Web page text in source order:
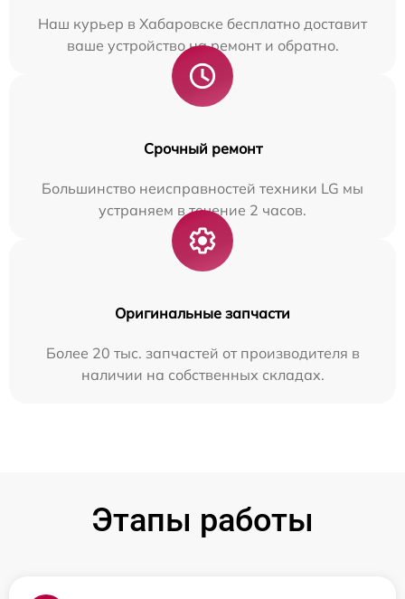
Наш курьер в Хабаровске бесплатно доставит
ваше устройство на ремонт и обратно.
Срочный ремонт
Большинство неисправностей техники LG мы
устраняем в течение 2 часов.
Оригинальные запчасти
Более 20 тыс. запчастей от производителя в
наличии на собственных складах.
Этапы работы